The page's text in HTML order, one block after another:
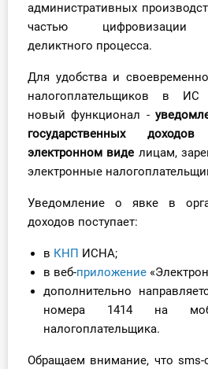
Кадры. Труд. Зарплата.
Учет по отраслям
Юридический помощник
О Системе
Тарифы
Тестирование для
административных
частью цифровизации
деликтного процесса.
Для удобства и
налогоплательщиков в
новый функционал -
государственных
электронном виде лицам,
электронные
Уведомление о явке в
доходов поступает:
в КНП ИСНА;
в веб-приложение
дополнительно
номера 1414 на
налогоплательщика.
Обращаем внимание, что